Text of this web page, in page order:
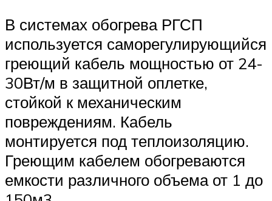
В системах обогрева РГСП
используется саморегулирующийся
греющий кабель мощностью от 24-
30Вт/м в защитной оплетке,
стойкой к механическим
повреждениям. Кабель
монтируется под теплоизоляцию.
Греющим кабелем обогреваются
емкости различного объема от 1 до